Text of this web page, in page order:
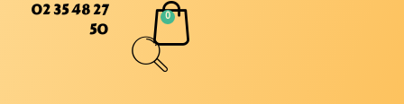
02 35 48 27
50